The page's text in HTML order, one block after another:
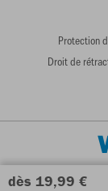
dès 19,99 €
Protection
Droit de